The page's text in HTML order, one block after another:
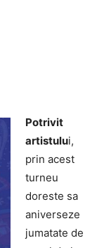
Potrivit
artistului,
prin acest
turneu
doreste sa
aniverseze
jumatate de